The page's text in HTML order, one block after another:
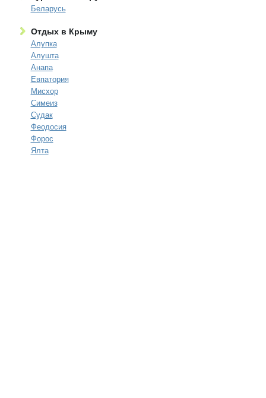
Беларусь
Отдых в Крыму
Алупка
Алушта
Анапа
Евпатория
Мисхор
Симеиз
Судак
Феодосия
Форос
Ялта